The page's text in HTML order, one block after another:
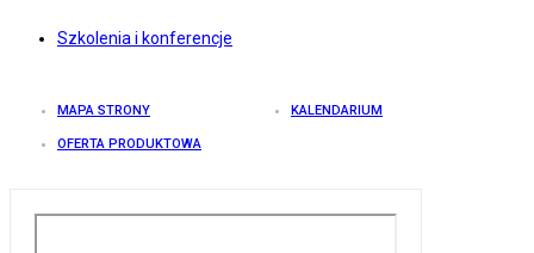
Szkolenia i konferencje
MAPA STRONY KALENDARIUM
OFERTA PRODUKTOWA